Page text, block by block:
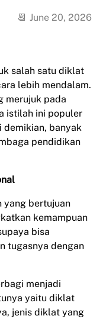
June 20, 2026
salah satu diklat
lebih mendalam.
merujuk pada
istilah ini populer
demikian, banyak
pendidikan
yang bertujuan
kemampuan
bisa
tugasnya dengan
menjadi
yaitu diklat
jenis diklat yang